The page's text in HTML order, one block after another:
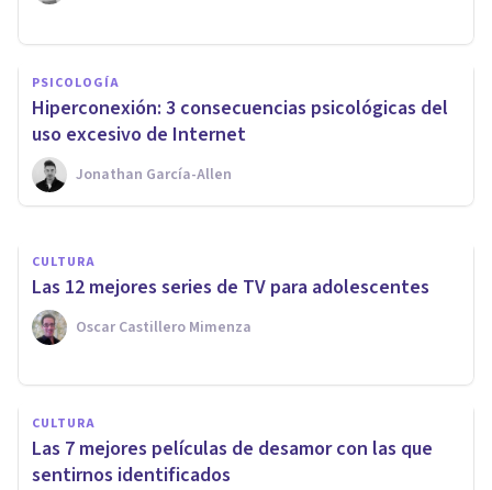
PSICOLOGÍA
Hiperconexión: 3 consecuencias psicológicas del
uso excesivo de Internet
Jonathan García-Allen
​Las relaciones en el ocio
nocturno: análisis cultural
desde una perspectiva de
género
Pablo Álvarez Carneros
CULTURA
Las 12 mejores series de TV para adolescentes
Oscar Castillero Mimenza
CULTURA
Las 7 mejores películas de desamor con las que
sentirnos identificados